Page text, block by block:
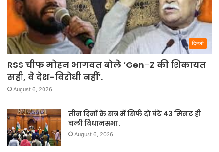
दिल्ली
RSS चीफ मोहन भागवत बोले ‘Gen-Z की शिकायत
सही, वे देश-विरोधी नहीं’.
August 6, 2026
तीन दिनों के सत्र में सिर्फ दो घंटे 43 मिनट ही
चली विधानसभा.
August 6, 2026